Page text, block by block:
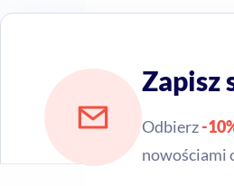
Zapisz
Odbierz-
nowościami